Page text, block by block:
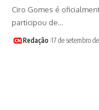
Ciro Gomes é
participou de…
Redação 17 de setembro